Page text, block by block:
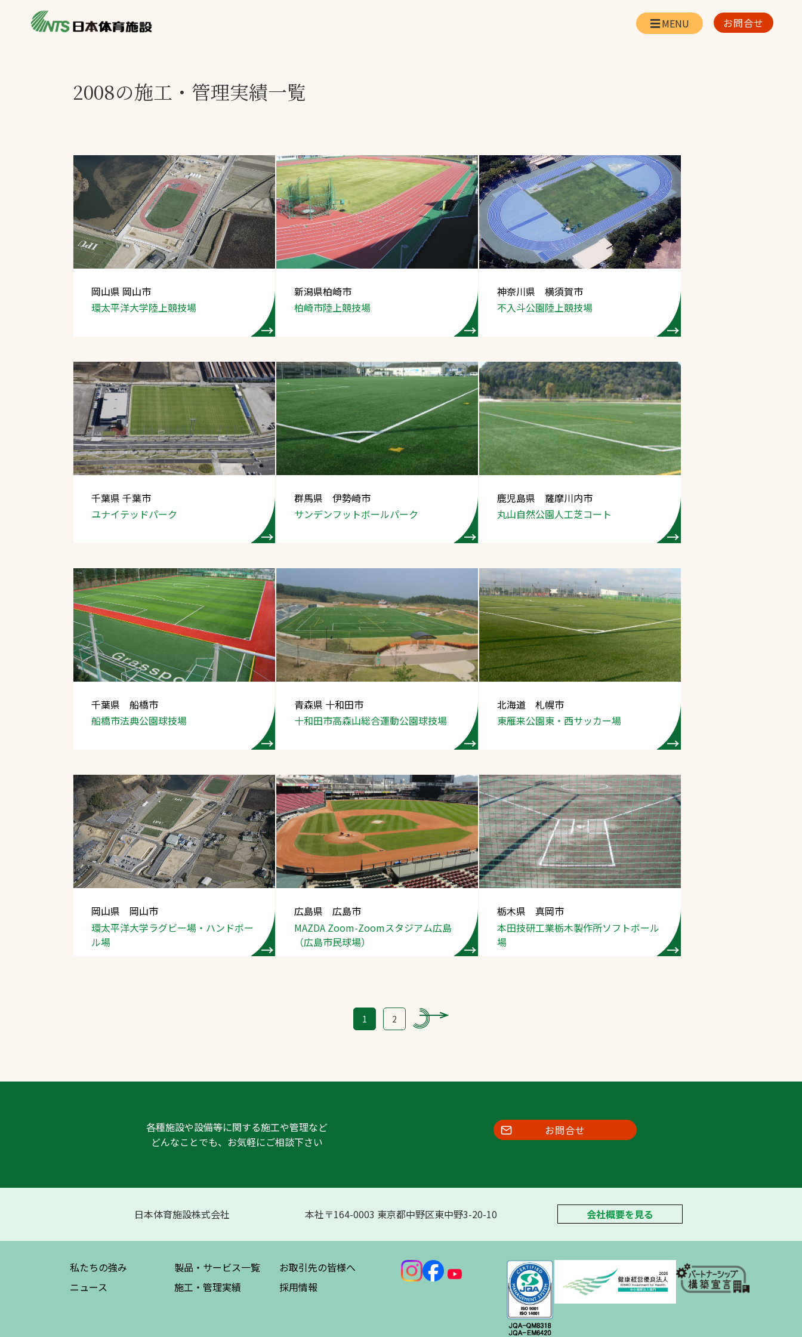
ニュース
施設別カテゴリー
熱中症対策ミスト
投てき実施可能な人
工芝
環境対応ウレタン
人工芝舗装
クレイ（土）舗装
防球設備
施設管理
パークマネジメント
生）
ぬかるみ・凍結対策
飛散・流出防止対策
施工・管理実績一覧
日本体育施設の歩み
アスリートパートナ
ー
採用情報
お取引先の皆様へ
ー
ソーシャルメディア
文字の見えづらさや操作にお困りの方へ 検索
お問合せ
2008の施工・管理実績一覧
岡山県 岡山市
環太平洋大学陸上競技場
新潟県柏崎市
柏崎市陸上競技場
神奈川県 横須賀市
不入斗公園陸上競技場
千葉県 千葉市
ユナイテッドパーク
群馬県 伊勢崎市
サンデンフットボールパーク
鹿児島県 薩摩川内市
丸山自然公園人工芝コート
千葉県 船橋市
船橋市法典公園球技場
青森県 十和田市
十和田市高森山総合運動公園球技場
北海道 札幌市
東雁来公園東・西サッカー場
岡山県 岡山市
環太平洋大学ラグビー場 ・ハンドボー
ル場
広島県 広島市
MAZDA Zoom-Zoomスタジアム広島
（広島市民球場）
栃木県 真岡市
本田技研工業栃木製作所ソフトボール
場
1 2
各種施設や設備等に関する施工や管理など
どんなことでも、お気軽にご相談下さい
お問合せ
日本体育施設株式会社 本社〒164-0003 東京都中野区東中野3-20-10 会社概要を見る
私たちの強み
ニュース
製品・サービス一覧
施工・管理実績
お取引先の皆様へ
採用情報